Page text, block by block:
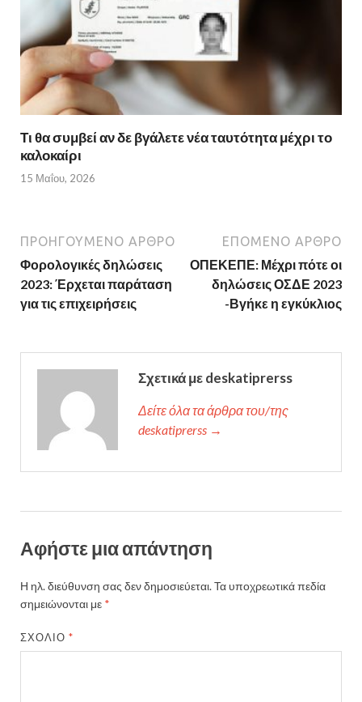
Τι θα συμβεί αν δε βγάλετε νέα ταυτότητα μέχρι το
καλοκαίρι
15 Μαΐου, 2026
ΠΡΟΗΓΟΎΜΕΝΟ ΆΡΘΡΟ
Φορολογικές δηλώσεις
2023: Έρχεται παράταση
για τις επιχειρήσεις
ΕΠΌΜΕΝΟ ΆΡΘΡΟ
ΟΠΕΚΕΠΕ: Μέχρι πότε οι
δηλώσεις ΟΣΔΕ 2023
-Βγήκε η εγκύκλιος
Σχετικά με deskatiprerss
Δείτε όλα τα άρθρα του/της
deskatiprerss →
Αφήστε μια απάντηση
Η ηλ. διεύθυνση σας δεν δημοσιεύεται.Τα υποχρεωτικά πεδία
σημειώνονται με *
ΣΧΌΛΙΟ*